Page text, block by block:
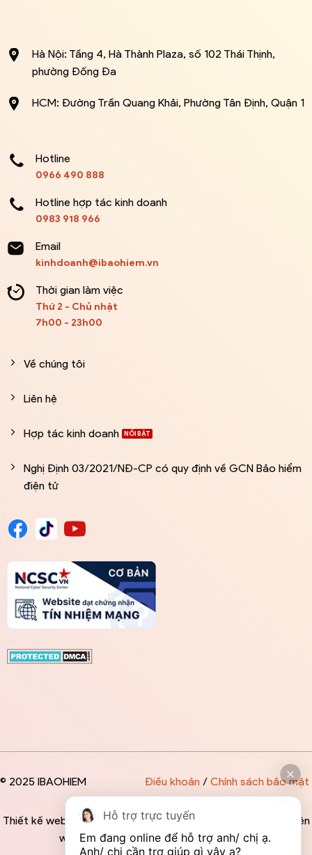
Hà Nội: Tầng 4, Hà Thành Plaza, số 102 Thái Thịnh,
phường Đống Đa
HCM: Đường Trần Quang Khải, Phường Tân Định, Quận 1
Hotline
0966 490 888
Hotline hợp tác kinh doanh
0983 918 966
Email
kinhdoanh@ibaohiem.vn
Thời gian làm việc
Thứ 2 - Chủ nhật
7h00 - 23h00
Về chúng tôi
Liên hệ
Hợp tác kinh doanh
Nghị Định 03/2021/NĐ-CP có quy định về GCN Bảo hiểm
điện tử
© 2025 IBAOHIEM
Thiết kế website độc quyền bởi IBAOHIEM - Mọi thông tin trên
website đều mang tính chất tham khảo
Điều khoản/ Chính sách bảo mật
Hỗ trợ trực tuyến
Em đang online để hỗ trợ anh/ chị ạ.
Anh/ chị cần trợ giúp gì vậy ạ?